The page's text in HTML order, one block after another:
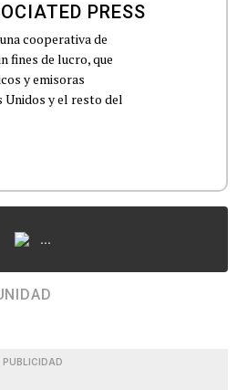
PRESS
cooperativa de
fines de lucro, que
y emisoras
Unidos y el resto del
...
PUBLICIDAD